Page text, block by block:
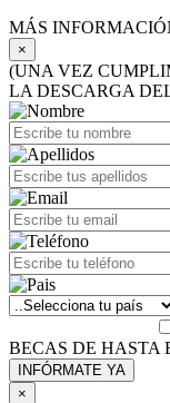
MÁS
×
(UNA VEZ
LA DESCARGA
BECAS DE HASTA
×